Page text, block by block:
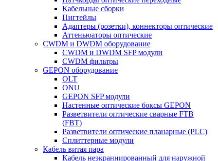
Кабельные сборки
Пигтейлы
Адаптеры (розетки), коннекторы оптические
Аттеньюаторы оптические
CWDM и DWDM оборудование
CWDM и DWDM SFP модули
CWDM фильтры
GEPON оборудование
OLT
ONU
GEPON SFP модули
Настенные оптические боксы GEPON
Разветвители оптические сварные FTB
(FBT)
Разветвители оптические планарные (PLC)
Сплиттерные модули
Кабель витая пара
Кабель неэкраннированный для наружной